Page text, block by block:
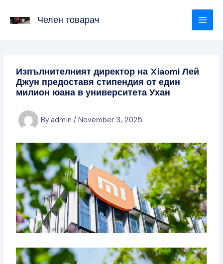
Челен товарач
Изпълнителният директор на Xiaomi Лей
Джун предоставя стипендия от един
милион юана в университета Ухан
By admin / November 3, 2025